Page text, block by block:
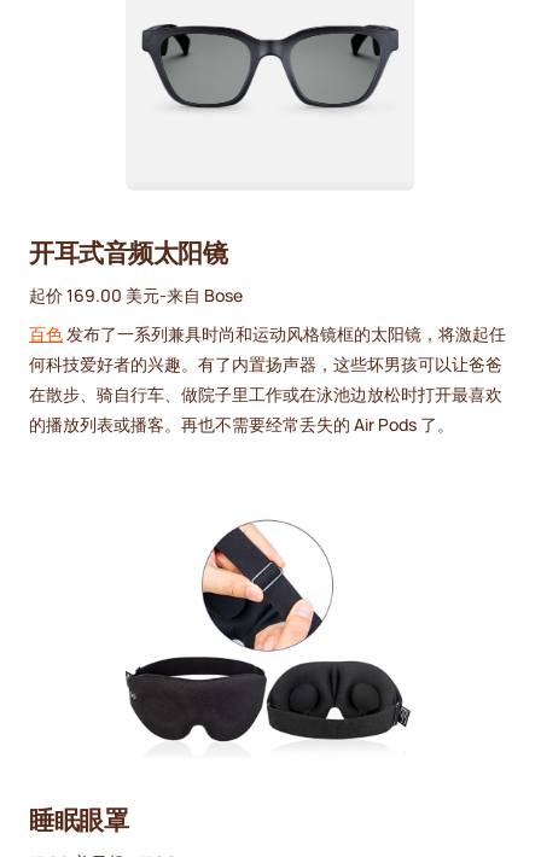
开耳式音频太阳镜
起价 169.00 美元-来自 Bose
百色发布了一系列兼具时尚和运动风格镜框的太阳镜，将激起任
何科技爱好者的兴趣。有了内置扬声器，这些坏男孩可以让爸爸
在散步、骑自行车、做院子里工作或在泳池边放松时打开最喜欢
的播放列表或播客。再也不需要经常丢失的 Air Pods 了。
睡眠眼罩